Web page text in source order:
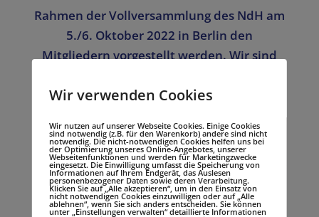
Rahmen der Vollversammlung des NdH am
5./6. Oktober 2022 in Berlin den
Mitgliedern vorgestellt werden. Wir sind
Mitglieder zur Teilnahme animieren lassen.
Wir verwenden Cookies
Wir nutzen auf unserer Webseite Cookies. Einige Cookies
sind notwendig (z.B. für den Warenkorb) andere sind nicht
notwendig. Die nicht-notwendigen Cookies helfen uns bei
der Optimierung unseres Online-Angebotes, unserer
Webseitenfunktionen und werden für Marketingzwecke
eingesetzt. Die Einwilligung umfasst die Speicherung von
Informationen auf Ihrem Endgerät, das Auslesen
personenbezogener Daten sowie deren Verarbeitung.
Klicken Sie auf „Alle akzeptieren“, um in den Einsatz von
nicht notwendigen Cookies einzuwilligen oder auf „Alle
ablehnen“, wenn Sie sich anders entscheiden. Sie können
unter „Einstellungen verwalten“ detaillierte Informationen